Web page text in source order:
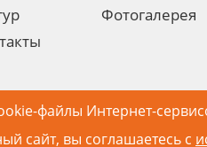
файлы Интернет-
сайт, вы соглашаетесь с
Фотогалерея